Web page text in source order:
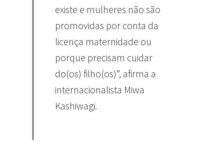
existe e mulheres não são
promovidas por conta da
licença maternidade ou
porque precisam cuidar
do(os) filho(os)”, afirma a
internacionalista Miwa
Kashiwagi.